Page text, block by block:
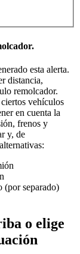
esta alerta.
distancia,
remolcador.
vehículos
en cuenta la
frenos y
y, de
(por separado)
o elige